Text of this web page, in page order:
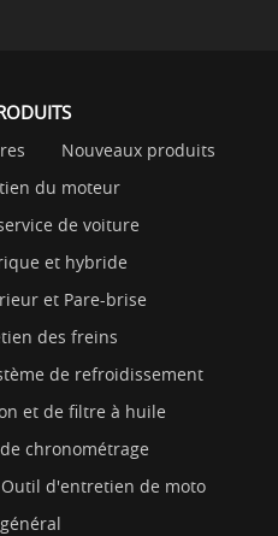
Nouveaux produits
du moteur
de voiture
et hybride
et Pare-brise
des freins
de refroidissement
et de filtre à huile
chronométrage
Outil d'entretien de moto